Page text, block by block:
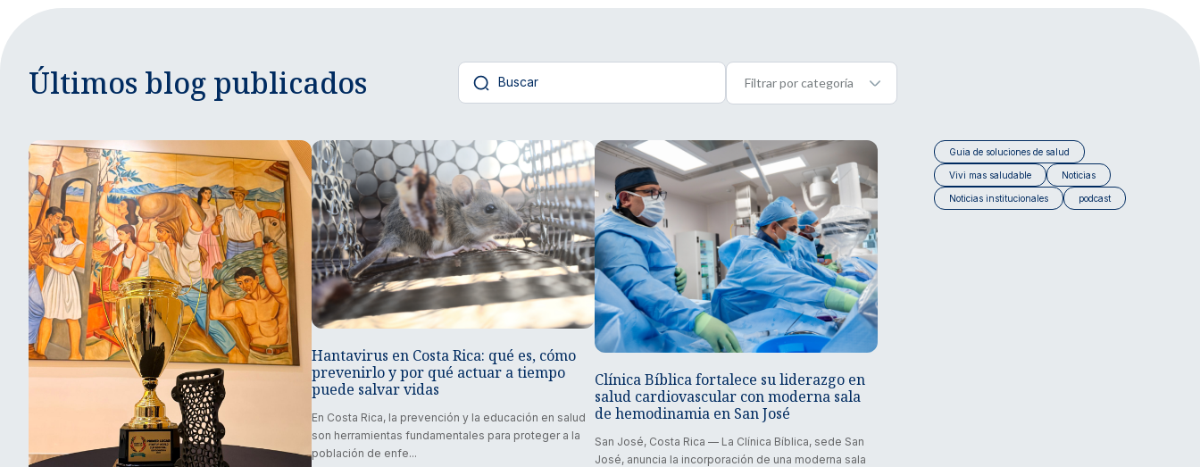
Últimos blog publicados
Hantavirus en Costa Rica: qué es, cómo
prevenirlo y por qué actuar a tiempo
puede salvar vidas
En Costa Rica, la prevención y la educación en salud
son herramientas fundamentales para proteger a la
población de enfe...
Clínica Bíblica fortalece su liderazgo en
salud cardiovascular con moderna sala
de hemodinamia en San José
San José, Costa Rica — La Clínica Bíblica, sede San
José, anuncia la incorporación de una moderna sala
Guia de soluciones de salud
Vivi mas saludable Noticias
Noticias institucionales podcast